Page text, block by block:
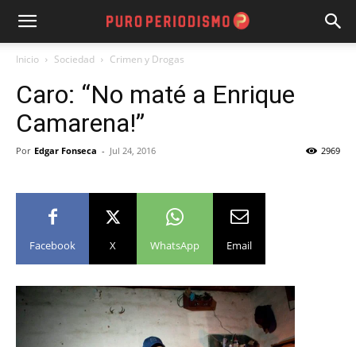
Inicio Sociedad Crimen y Drogas
Caro: “No maté a Enrique
Camarena!”
Por Edgar Fonseca - Jul 24, 2016 2969
Facebook X WhatsApp Email